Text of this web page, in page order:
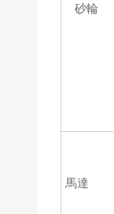
砂輪
馬達